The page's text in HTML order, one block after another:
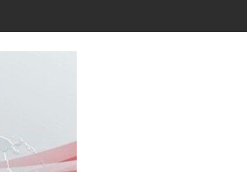
ยาศาสตร์สุขภาพยกระดับไทยสู่ศูนย์กลางอาเซียน